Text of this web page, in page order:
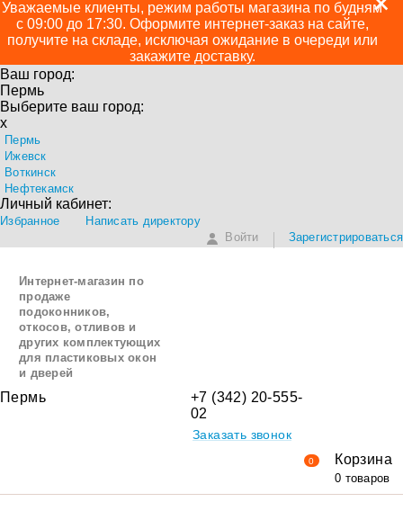
Уважаемые клиенты, режим работы магазина по будням
с 09:00 до 17:30. Оформите интернет-заказ на сайте,
получите на складе, исключая ожидание в очереди или
закажите доставку.
Ваш город:
Пермь
Выберите ваш город:
x
Пермь
Ижевск
Воткинск
Нефтекамск
Личный кабинет:
Избранное
Написать директору
Войти
Зарегистрироваться
Интернет-магазин по
продаже
подоконников,
откосов, отливов и
других комплектующих
для пластиковых окон
и дверей
Пермь
+7 (342) 20-555-
02
Заказать звонок
0 Корзина
0 товаров